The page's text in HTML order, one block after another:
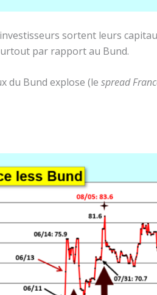
sortent leurs
par rapport au Bund.
du Bund explose (le spread